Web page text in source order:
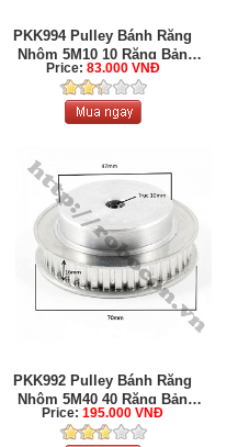
PKK994 Pulley Bánh Răng
Nhôm 5M10 10 Răng Bản
Rộng ...
Price: 83.000 VNĐ
PKK992 Pulley Bánh Răng
Nhôm 5M40 40 Răng Bản
Rộng ...
Price:195.000 VNĐ